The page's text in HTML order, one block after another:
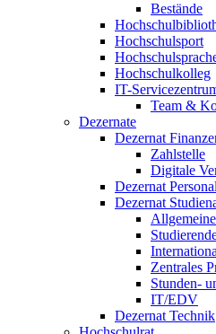
Bestände
Hochschulsport
Hochschulkolleg
IT-
Team &
Dezernate
Dezernat
Zahlstelle
Digitale
Dezernat Personal
Dezernat
Zentrales
Stunden-
IT/EDV
Dezernat Technik